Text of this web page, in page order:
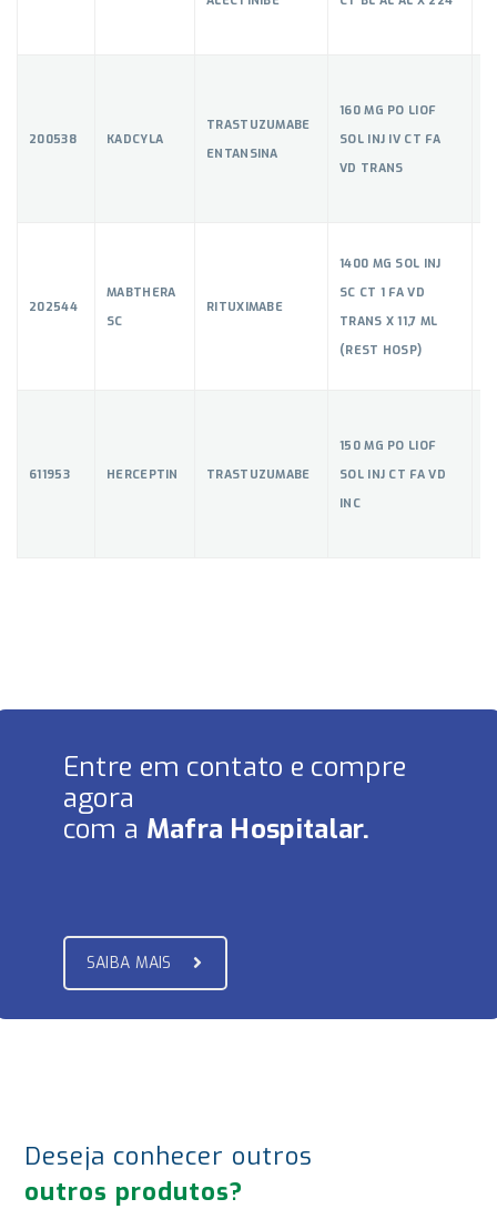
200538 KADCYLA
TRASTUZUMABE
ENTANSINA
160 MG PO LIOF
SOL INJ IV CT FA
VD TRANS
202544
MABTHERA
SC
RITUXIMABE
1400 MG SOL INJ
SC CT 1 FA VD
TRANS X 11,7 ML
(REST HOSP)
611953 HERCEPTIN TRASTUZUMABE
150 MG PO LIOF
SOL INJ CT FA VD
INC
Entre em contato e compre
agora
com a Mafra Hospitalar.
SAIBA MAIS
Deseja conhecer outros
outros produtos?